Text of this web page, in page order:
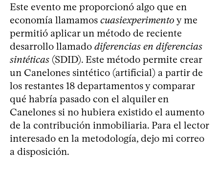
Este evento me proporcionó algo que en
economía llamamos cuasiexperimento y me
permitió aplicar un método de reciente
desarrollo llamado diferencias en diferencias
sintéticas (SDID). Este método permite crear
un Canelones sintético (artificial) a partir de
los restantes 18 departamentos y comparar
qué habría pasado con el alquiler en
Canelones si no hubiera existido el aumento
de la contribución inmobiliaria. Para el lector
interesado en la metodología, dejo mi correo
a disposición.